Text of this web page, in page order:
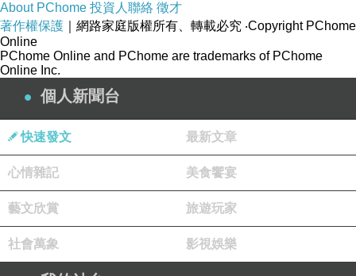
About PChome 投資人聯絡 徵才
著作權保護 ｜網路家庭版權所有、轉載必究 ‧Copyright PChome
Online
PChome Online and PChome are trademarks of PChome
Online Inc.
個人新聞台
快速發文 最新文章
心情雜記 美食饗宴
藝文欣賞 旅遊玩家
社會萬象 影視娛樂